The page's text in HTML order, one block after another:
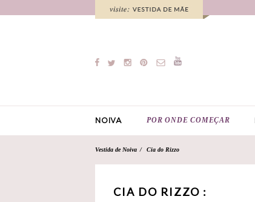
NOIVA POR ONDE COMEÇAR
Vestida de Noiva Cia do Rizzo
CIA DO RIZZO :